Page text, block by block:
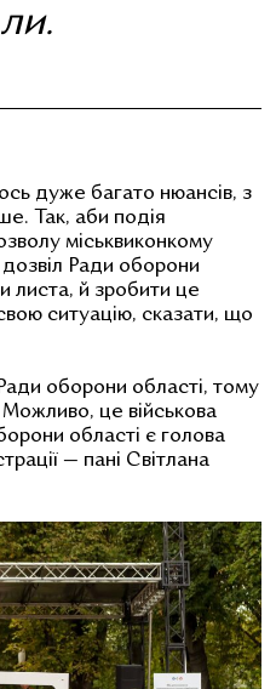
дуже багато нюансів, з
Так, аби подія
міськвиконкому
Ради оборони
листа, й зробити це
ситуацію, сказати, що
оборони області, тому
це військова
області є голова
— пані Світлана